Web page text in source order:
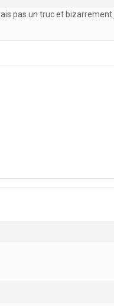
pas un truc et